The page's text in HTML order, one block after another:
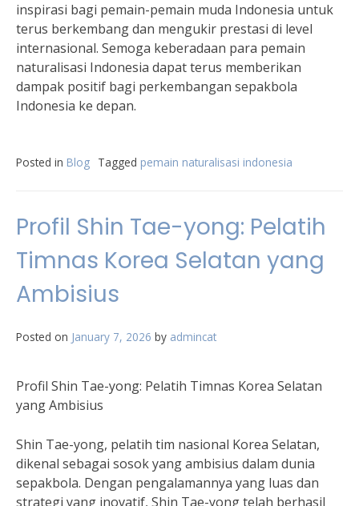
inspirasi bagi pemain-pemain muda Indonesia untuk
terus berkembang dan mengukir prestasi di level
internasional. Semoga keberadaan para pemain
naturalisasi Indonesia dapat terus memberikan
dampak positif bagi perkembangan sepakbola
Indonesia ke depan.
Posted in Blog Tagged pemain naturalisasi indonesia
Profil Shin Tae-yong: Pelatih
Timnas Korea Selatan yang
Ambisius
Posted on January 7, 2026 by admincat
Profil Shin Tae-yong: Pelatih Timnas Korea Selatan
yang Ambisius
Shin Tae-yong, pelatih tim nasional Korea Selatan,
dikenal sebagai sosok yang ambisius dalam dunia
sepakbola. Dengan pengalamannya yang luas dan
strategi yang inovatif, Shin Tae-yong telah berhasil